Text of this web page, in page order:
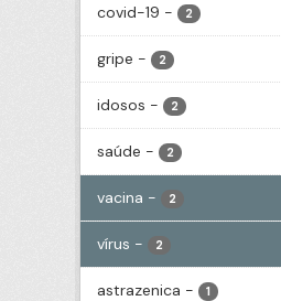
covid-19 - 2
gripe - 2
idosos - 2
saúde - 2
vacina - 2
vírus - 2
astrazenica - 1